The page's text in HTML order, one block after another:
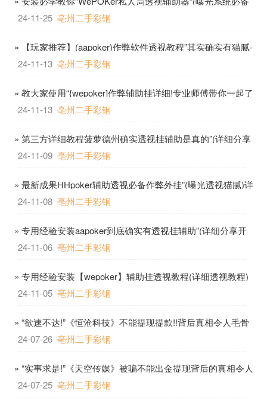
24-11-25 亳州二手彩钢
» 【玩家推荐】(aapoker)作弊软件透视教程”其实确实有猫腻-
24-11-13 亳州二手彩钢
» 教大家使用“{wepoker]作弊辅助挂详细!专业师傅带你一起了
24-11-13 亳州二手彩钢
» 第三方详细教程菠萝德州确实透视挂辅助是真的”(详细分享
24-11-09 亳州二手彩钢
» 最新成果HHpoker辅助透视必备作弊外挂”(曝光透视猫腻)详
24-11-08 亳州二手彩钢
» 专用经验安装aapoker到底确实有透视挂辅助”(详细分享开
24-11-06 亳州二手彩钢
» 专用经验安装【wepoker】辅助挂透视教程(详细透视教程)
24-11-05 亳州二手彩钢
» “欲速不达!”《恒沧科技》不能提现提款!!背后真相令人毛骨
24-07-26 亳州二手彩钢
» “实事求是!”《天空传媒》被骗不能出金提现背后的真相令人
24-07-25 亳州二手彩钢